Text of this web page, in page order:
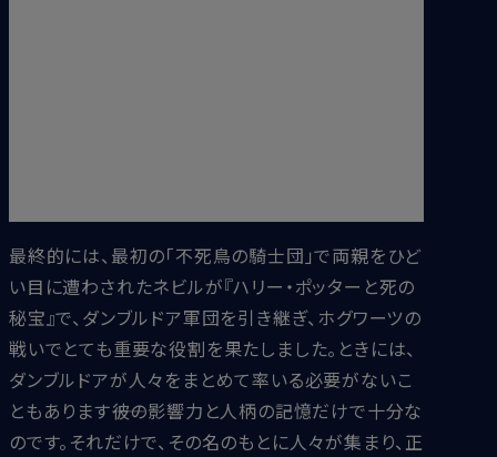
最終的には、最初の「不死鳥の騎士団」で両親をひど
い目に遭わされたネビルが『ハリー・ポッターと死の
秘宝』で、ダンブルドア軍団を引き継ぎ、ホグワーツの
戦いでとても重要な役割を果たしました。ときには、
ダンブルドアが人々をまとめて率いる必要がないこ
ともあります――彼の影響力と人柄の記憶だけで十分な
のです。それだけで、その名のもとに人々が集まり、正